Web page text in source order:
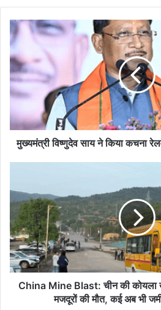
मुख्यमंत्री
विष्णुदेव
साय
ने
किया
कचना
रेलवे
ओवरब्रिज
का
लोकार्पण...
मुख्यमंत्री विष्णुदेव साय ने किया कचना
Blast:
चीन
की
कोयला
खदान
में
भीषण
विस्फोट,
China Mine Blast: चीन की कोयला
मजदूरों की मौत, कई अब भी